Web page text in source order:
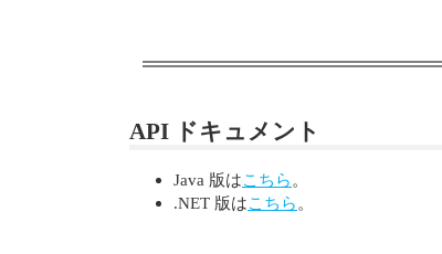
API ドキュメント
Java 版はこちら。
.NET 版はこちら。